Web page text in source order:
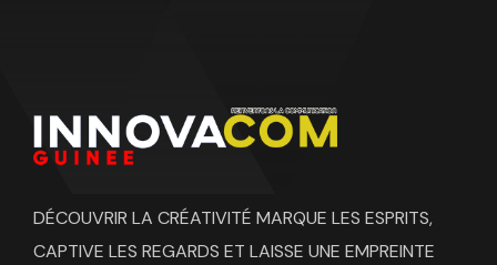
DÉCOUVRIR LA CRÉATIVITÉ MARQUE LES ESPRITS,
CAPTIVE LES REGARDS ET LAISSE UNE EMPREINTE